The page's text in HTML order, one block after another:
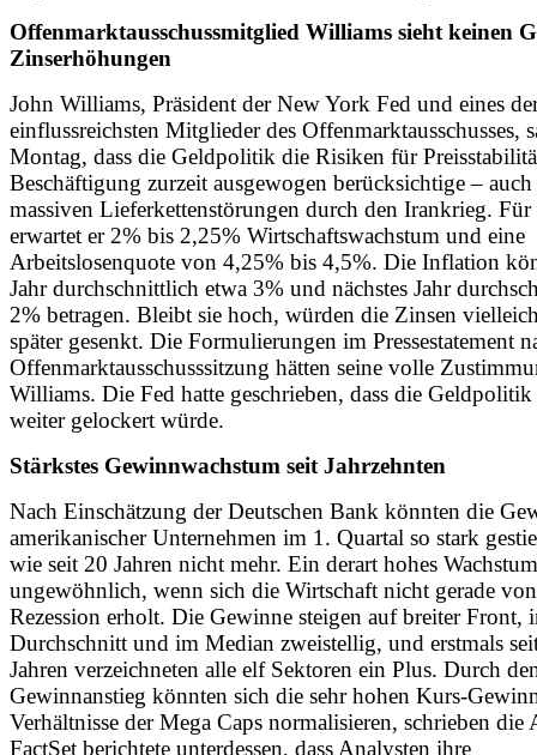
Offenmarktausschussmitglied Williams sieht keinen
Zinserhöhungen
John Williams, Präsident der New York Fed und eines
einflussreichsten Mitglieder des Offenmarktausschusses,
Montag, dass die Geldpolitik die Risiken für
Beschäftigung zurzeit ausgewogen berücksichtige –
massiven Lieferkettenstörungen durch den Irankrieg.
erwartet er 2% bis 2,25% Wirtschaftswachstum und eine
Arbeitslosenquote von 4,25% bis 4,5%. Die Inflation
Jahr durchschnittlich etwa 3% und nächstes Jahr
2% betragen. Bleibt sie hoch, würden die Zinsen
später gesenkt. Die Formulierungen im Pressestatement
Offenmarktausschusssitzung hätten seine volle
Williams. Die Fed hatte geschrieben, dass die
weiter gelockert würde.
Stärkstes Gewinnwachstum seit Jahrzehnten
Nach Einschätzung der Deutschen Bank könnten die
amerikanischer Unternehmen im 1. Quartal so stark
wie seit 20 Jahren nicht mehr. Ein derart hohes
ungewöhnlich, wenn sich die Wirtschaft nicht gerade
Rezession erholt. Die Gewinne steigen auf breiter Front,
Durchschnitt und im Median zweistellig, und erstmals
Jahren verzeichneten alle elf Sektoren ein Plus. Durch
Gewinnanstieg könnten sich die sehr hohen Kurs-
Verhältnisse der Mega Caps normalisieren, schrieben die
FactSet berichtete unterdessen, dass Analysten ihre